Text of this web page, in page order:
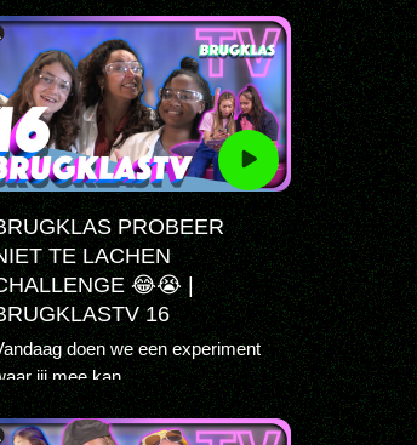
PROBEER
TE LACHEN
😂😭 |
16
doen we een experiment
jij mee kan...